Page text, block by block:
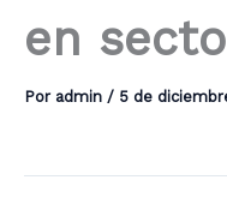
en
Por admin / 5 de